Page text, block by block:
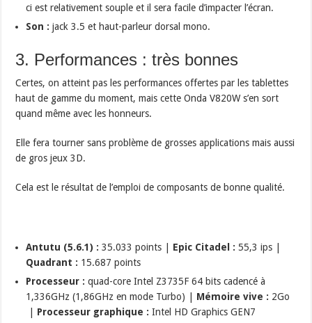
ci est relativement souple et il sera facile d’impacter l’écran.
Son : jack 3.5 et haut-parleur dorsal mono.
3. Performances : très bonnes
Certes, on atteint pas les performances offertes par les tablettes
haut de gamme du moment, mais cette Onda V820W s’en sort
quand même avec les honneurs.
Elle fera tourner sans problème de grosses applications mais aussi
de gros jeux 3D.
Cela est le résultat de l’emploi de composants de bonne qualité.
Antutu (5.6.1) : 35.033 points | Epic Citadel : 55,3 ips |
Quadrant : 15.687 points
Processeur : quad-core Intel Z3735F 64 bits cadencé à
1,336GHz (1,86GHz en mode Turbo) | Mémoire vive : 2Go
Processeur graphique : Intel HD Graphics GEN7